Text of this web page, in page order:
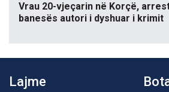
Vrau 20-vjeçarin në Korçë,
banesës autori i dyshuar i krimit
Lajme